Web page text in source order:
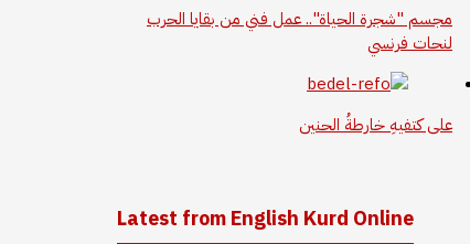
مجسم "شجرة الحياة".. عمل فني من بقايا الحرب
لنحات فرنسي
على كتفيهِ خارطةُ الحنين
Latest from English Kurd Online